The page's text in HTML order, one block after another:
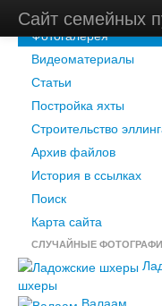
Сайт семейных
Новости
Фотогалерея
Видеоматериалы
Статьи
Постройка яхты
Строительство
Архив файлов
История в ссылках
Поиск
Карта сайта
СЛУЧАЙНЫЕ
шхеры